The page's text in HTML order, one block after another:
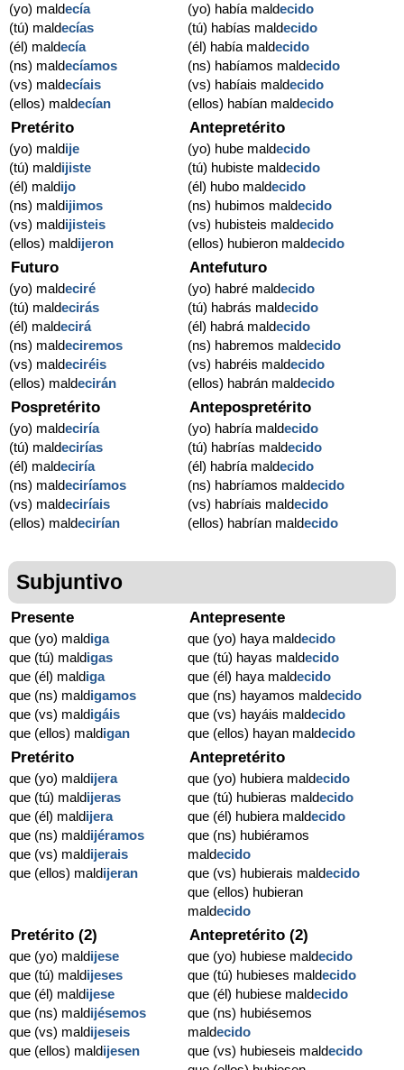
(yo) maldecía
(tú) maldecías
(él) maldecía
(ns) maldecíamos
(vs) maldecíais
(ellos) maldecían
(yo) había maldecido
(tú) habías maldecido
(él) había maldecido
(ns) habíamos maldecido
(vs) habíais maldecido
(ellos) habían maldecido
Pretérito
(yo) maldije
(tú) maldijiste
(él) maldijo
(ns) maldijimos
(vs) maldijisteis
(ellos) maldijeron
Antepretérito
(yo) hube maldecido
(tú) hubiste maldecido
(él) hubo maldecido
(ns) hubimos maldecido
(vs) hubisteis maldecido
(ellos) hubieron maldecido
Futuro
(yo) maldeciré
(tú) maldecirás
(él) maldecirá
(ns) maldeciremos
(vs) maldeciréis
(ellos) maldecirán
Antefuturo
(yo) habré maldecido
(tú) habrás maldecido
(él) habrá maldecido
(ns) habremos maldecido
(vs) habréis maldecido
(ellos) habrán maldecido
Pospretérito
(yo) maldeciría
(tú) maldecirías
(él) maldeciría
(ns) maldeciríamos
(vs) maldeciríais
(ellos) maldecirían
Antepospretérito
(yo) habría maldecido
(tú) habrías maldecido
(él) habría maldecido
(ns) habríamos maldecido
(vs) habríais maldecido
(ellos) habrían maldecido
Subjuntivo
Presente
que (yo) maldiga
que (tú) maldigas
que (él) maldiga
que (ns) maldigamos
que (vs) maldigáis
que (ellos) maldigan
Antepresente
que (yo) haya maldecido
que (tú) hayas maldecido
que (él) haya maldecido
que (ns) hayamos maldecido
que (vs) hayáis maldecido
que (ellos) hayan maldecido
Pretérito
que (yo) maldijera
que (tú) maldijeras
que (él) maldijera
que (ns) maldijéramos
que (vs) maldijerais
que (ellos) maldijeran
Antepretérito
que (yo) hubiera maldecido
que (tú) hubieras maldecido
que (él) hubiera maldecido
que (ns) hubiéramos
maldecido
que (vs) hubierais maldecido
que (ellos) hubieran
maldecido
Pretérito (2)
que (yo) maldijese
que (tú) maldijeses
que (él) maldijese
que (ns) maldijésemos
que (vs) maldijeseis
que (ellos) maldijesen
Antepretérito (2)
que (yo) hubiese maldecido
que (tú) hubieses maldecido
que (él) hubiese maldecido
que (ns) hubiésemos
maldecido
que (vs) hubieseis maldecido